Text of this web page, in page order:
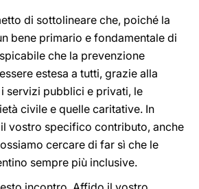
di sottolineare che, poiché la
bene primario e fondamentale di
che la prevenzione
estesa a tutti, grazie alla
servizi pubblici e privati, le
civile e quelle caritative. In
vostro specifico contributo, anche
cercare di far sì che le
sempre più inclusive.